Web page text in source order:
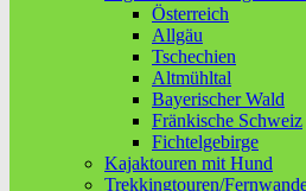
Österreich
Allgäu
Tschechien
Altmühltal
Bayerischer Wald
Fränkische Schweiz
Fichtelgebirge
Kajaktouren mit Hund
Trekkingtouren/